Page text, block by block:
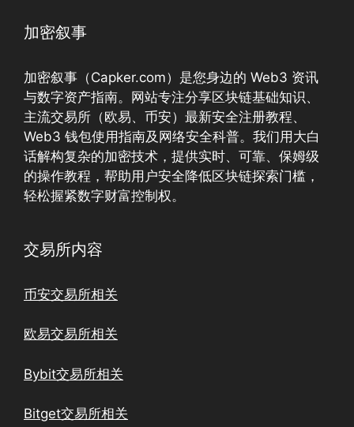
加密叙事
加密叙事（Capker.com）是您身边的 Web3 资讯
与数字资产指南。网站专注分享区块链基础知识、
主流交易所（欧易、币安）最新安全注册教程、
Web3 钱包使用指南及网络安全科普。我们用大白
话解构复杂的加密技术，提供实时、可靠、保姆级
的操作教程，帮助用户安全降低区块链探索门槛，
轻松握紧数字财富控制权。
交易所内容
币安交易所相关
欧易交易所相关
Bybit交易所相关
Bitget交易所相关